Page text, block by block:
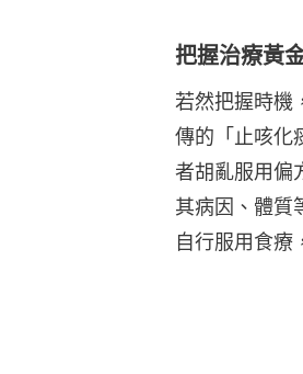
把握治療黃
若然把握時機
傳的「止咳化
者胡亂服用偏
其病因、體質
自行服用食療